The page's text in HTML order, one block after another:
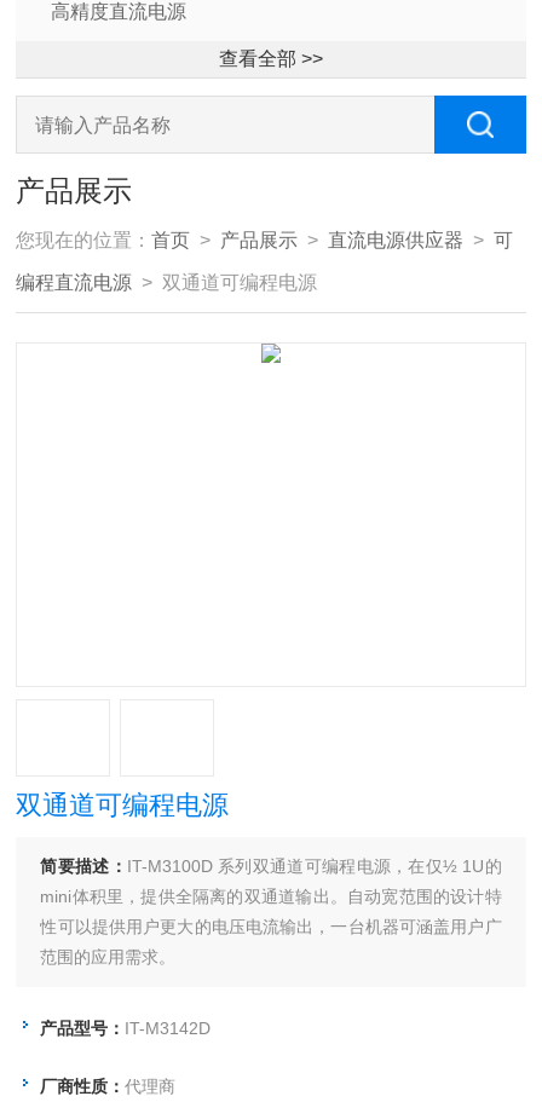
高精度直流电源
查看全部 >>
产品展示
您现在的位置：首页 > 产品展示 > 直流电源供应器 >可
编程直流电源 > 双通道可编程电源
双通道可编程电源
简要描述： IT-M3100D 系列双通道可编程电源，在仅½ 1U的
mini体积里，提供全隔离的双通道输出。自动宽范围的设计特
性可以提供用户更大的电压电流输出，一台机器可涵盖用户广
范围的应用需求。
产品型号： IT-M3142D
厂商性质：代理商